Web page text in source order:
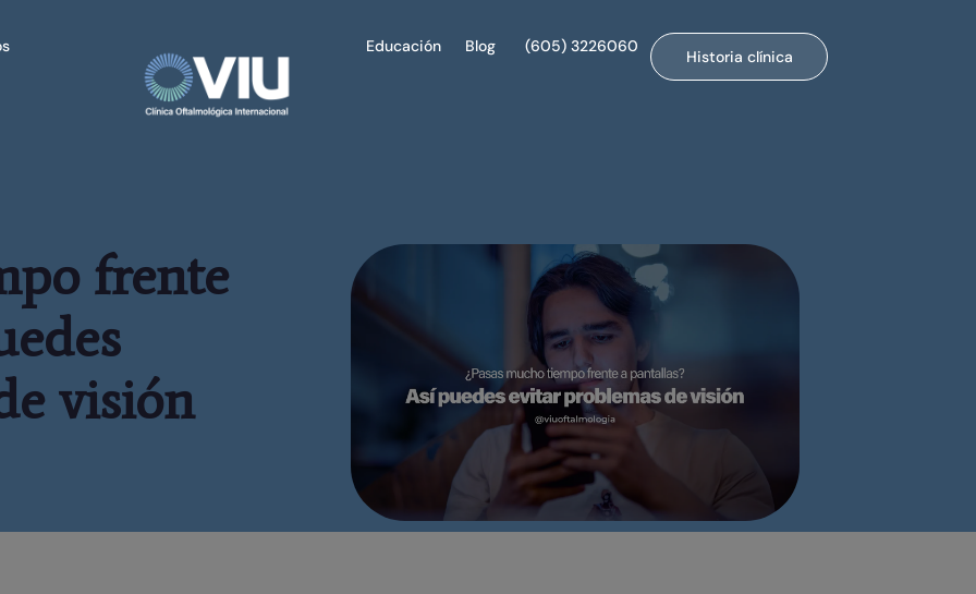
Educación Blog (605) 3226060
Historia clínica
frente
visión